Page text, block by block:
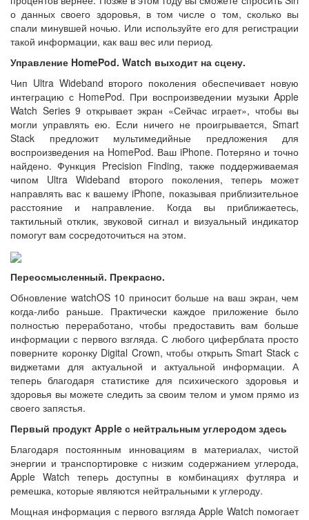
о данных своего здоровья, в том числе о том, сколько вы
спали минувшей ночью. Или используйте его для регистрации
такой информации, как ваш вес или период.
Управление HomePod. Watch выходит на сцену.
Чип Ultra Wideband второго поколения обеспечивает новую
интеграцию с HomePod. При воспроизведении музыки Apple
Watch Series 9 открывает экран «Сейчас играет», чтобы вы
могли управлять ею. Если ничего не проигрывается, Smart
Stack предложит мультимедийные предложения для
воспроизведения на HomePod. Ваш iPhone. Потеряно и точно
найдено. Функция Precision Finding, также поддерживаемая
чипом Ultra Wideband второго поколения, теперь может
направлять вас к вашему iPhone, показывая приблизительное
расстояние и направление. Когда вы приближаетесь,
тактильный отклик, звуковой сигнал и визуальный индикатор
помогут вам сосредоточиться на этом.
Переосмысленный. Прекрасно.
Обновление watchOS 10 приносит больше на ваш экран, чем
когда-либо раньше. Практически каждое приложение было
полностью переработано, чтобы предоставить вам больше
информации с первого взгляда. С любого циферблата просто
поверните коронку Digital Crown, чтобы открыть Smart Stack с
виджетами для актуальной и актуальной информации. А
теперь благодаря статистике для психического здоровья и
здоровья вы можете следить за своим телом и умом прямо из
своего запястья.
Первый продукт Apple с нейтральным углеродом здесь
Благодаря постоянным инновациям в материалах, чистой
энергии и транспортировке с низким содержанием углерода,
Apple Watch теперь доступны в комбинациях футляра и
ремешка, которые являются нейтральными к углероду.
Мощная информация с первого взгляда Apple Watch помогает